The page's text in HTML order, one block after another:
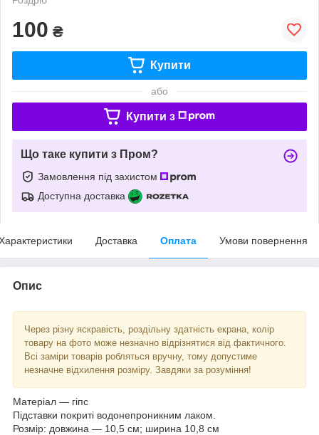
100 ₴
Купити
або
Купити з
Що таке купити з Пром?
Замовлення під захистом
Доступна доставка
Доставка Оплата Умови повернення
Опис
Через різну яскравість, роздільну здатність екрана, колір
товару на фото може незначно відрізнятися від фактичного.
Всі заміри товарів робляться вручну, тому допустиме
незначне відхилення розміру. Завдяки за розуміння!
Матеріал — гіпс
Підставки покриті водонепроникним лаком.
Розмір: довжина — 10,5 см; ширина 10,8 см